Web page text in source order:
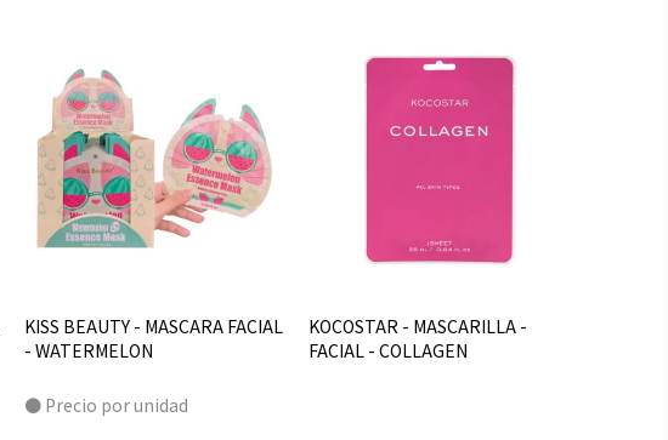
KISS BEAUTY - MASCARA FACIAL
- WATERMELON
● Precio por unidad
KOCOSTAR - MASCARILLA -
FACIAL - COLLAGEN